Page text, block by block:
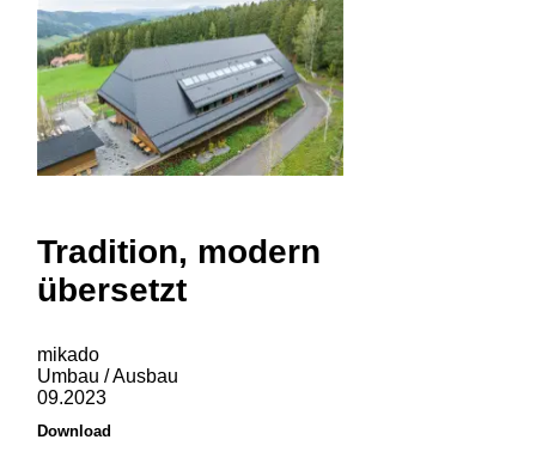
Tradition, modern
übersetzt
mikado
Umbau / Ausbau
09.2023
Download